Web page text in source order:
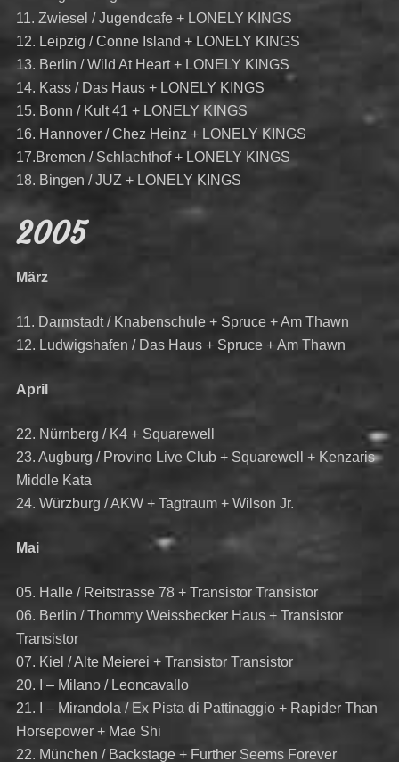
11. Zwiesel / Jugendcafe + LONELY KINGS
12. Leipzig / Conne Island + LONELY KINGS
13. Berlin / Wild At Heart + LONELY KINGS
14. Kass / Das Haus + LONELY KINGS
15. Bonn / Kult 41 + LONELY KINGS
16. Hannover / Chez Heinz + LONELY KINGS
17.Bremen / Schlachthof + LONELY KINGS
18. Bingen / JUZ + LONELY KINGS
2005
März
11. Darmstadt / Knabenschule + Spruce + Am Thawn
12. Ludwigshafen / Das Haus + Spruce + Am Thawn
April
22. Nürnberg / K4 + Squarewell
23. Augburg / Provino Live Club + Squarewell + Kenzaris
Middle Kata
24. Würzburg / AKW + Tagtraum + Wilson Jr.
Mai
05. Halle / Reitstrasse 78 + Transistor Transistor
06. Berlin / Thommy Weissbecker Haus + Transistor
Transistor
07. Kiel / Alte Meierei + Transistor Transistor
20. I – Milano / Leoncavallo
21. I – Mirandola / Ex Pista di Pattinaggio + Rapider Than
Horsepower + Mae Shi
22. München / Backstage + Further Seems Forever